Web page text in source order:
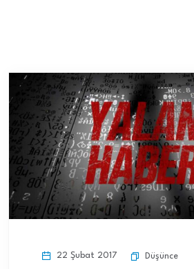
22 Şubat 2017 Düşünce